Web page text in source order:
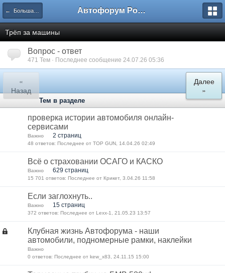
← Большая флудерская Автофорум Ростова-на-Дону
Трёп за машины
Вопрос - ответ
471 Тем · Последнее сообщение 24.07.26 05:36
«
Назад
Далее
»
Тем в разделе
проверка истории автомобиля онлайн-
сервисами
Важно 2 страниц
48 ответов: Последнее от TOP GUN, 14.04.26 02:49
Всё о страховании ОСАГО и КАСКО
Важно 629 страниц
15 701 ответов: Последнее от Крикет, 3.04.26 11:58
Если заглохнуть..
Важно 15 страниц
372 ответов: Последнее от Lexx-1, 21.05.23 13:57
Клубная жизнь Автофорума - наши
автомобили, подномерные рамки, наклейки
Важно
0 ответов: Последнее от kew_x83, 24.11.15 15:00